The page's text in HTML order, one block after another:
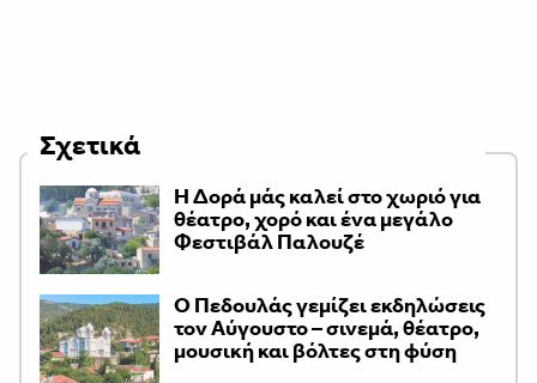
Σχετικά
Η Δορά μάς καλεί στο χωριό για
θέατρο, χορό και ένα μεγάλο
Φεστιβάλ Παλουζέ
Ο Πεδουλάς γεμίζει εκδηλώσεις
τον Αύγουστο – σινεμά, θέατρο,
μουσική και βόλτες στη φύση